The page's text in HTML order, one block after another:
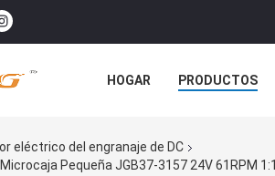
HOGAR PRODUCTOS
eléctrico del engranaje de DC
Pequeña JGB37-3157 24V 61RPM